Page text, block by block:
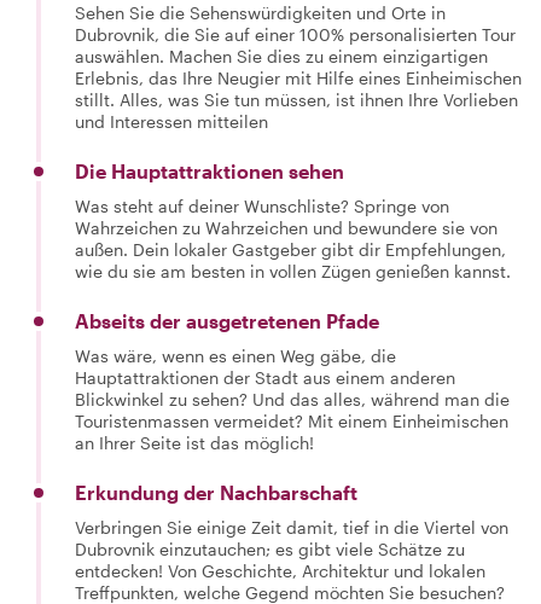
Sehen Sie die Sehenswürdigkeiten und Orte in
Dubrovnik, die Sie auf einer 100% personalisierten Tour
auswählen. Machen Sie dies zu einem einzigartigen
Erlebnis, das Ihre Neugier mit Hilfe eines Einheimischen
stillt. Alles, was Sie tun müssen, ist ihnen Ihre Vorlieben
und Interessen mitteilen
Die Hauptattraktionen sehen
Was steht auf deiner Wunschliste? Springe von
Wahrzeichen zu Wahrzeichen und bewundere sie von
außen. Dein lokaler Gastgeber gibt dir Empfehlungen,
wie du sie am besten in vollen Zügen genießen kannst.
Abseits der ausgetretenen Pfade
Was wäre, wenn es einen Weg gäbe, die
Hauptattraktionen der Stadt aus einem anderen
Blickwinkel zu sehen? Und das alles, während man die
Touristenmassen vermeidet? Mit einem Einheimischen
an Ihrer Seite ist das möglich!
Erkundung der Nachbarschaft
Verbringen Sie einige Zeit damit, tief in die Viertel von
Dubrovnik einzutauchen; es gibt viele Schätze zu
entdecken! Von Geschichte, Architektur und lokalen
Treffpunkten, welche Gegend möchten Sie besuchen?